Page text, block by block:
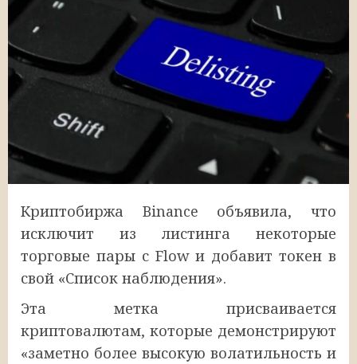
Криптобиржа Binance объявила, что
исключит из листинга некоторые
торговые пары с Flow и добавит токен в
свой «Список наблюдения».
Эта метка присваивается
криптовалютам, которые демонстрируют
«заметно более высокую волатильность и